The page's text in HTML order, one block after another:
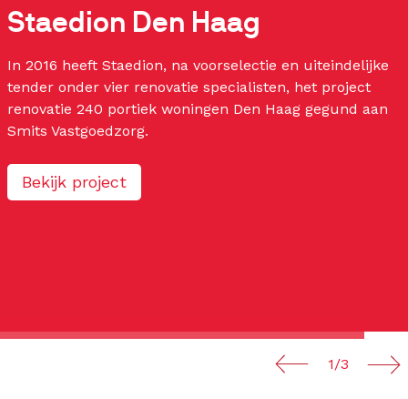
Staedion Den Haag
In 2016 heeft Staedion, na voorselectie en uiteindelijke
tender onder vier renovatie specialisten, het project
renovatie 240 portiek woningen Den Haag gegund aan
Smits Vastgoedzorg.
Bekijk project
1/3